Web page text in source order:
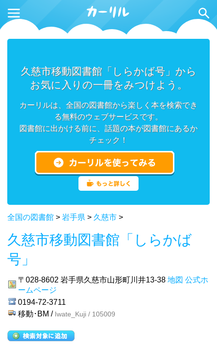
久慈市移動図書館「しらかば号」から
お気に入りの一冊をみつけよう。
カーリルは、全国の図書館から楽しく本を検索でき
る無料のウェブサービスです。
図書館に出かける前に、話題の本が図書館にあるか
チェック！
全国の図書館 > 岩手県 > 久慈市 >
久慈市移動図書館「しらかば
号」
〒028-8602 岩手県久慈市山形町川井13-38 地図 公式ホ
ームページ
0194-72-3711
移動･BM / Iwate_Kuji / 105009